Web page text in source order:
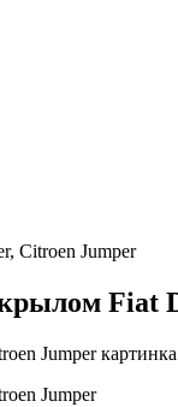
Citroen Jumper
Fiat